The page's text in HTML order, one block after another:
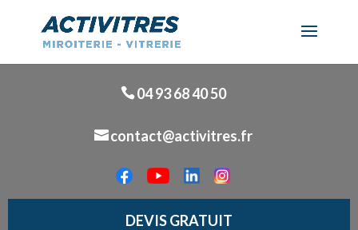
04 93 68 40 50
contact@activitres.fr
DEVIS GRATUIT